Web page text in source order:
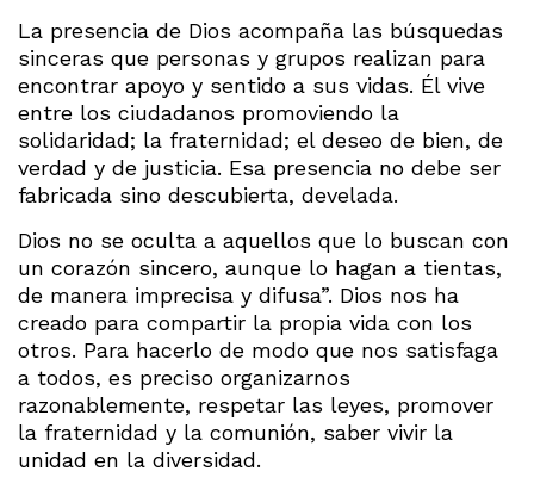
La presencia de Dios acompaña las búsquedas
sinceras que personas y grupos realizan para
encontrar apoyo y sentido a sus vidas. Él vive
entre los ciudadanos promoviendo la
solidaridad; la fraternidad; el deseo de bien, de
verdad y de justicia. Esa presencia no debe ser
fabricada sino descubierta, develada.
Dios no se oculta a aquellos que lo buscan con
un corazón sincero, aunque lo hagan a tientas,
de manera imprecisa y difusa”. Dios nos ha
creado para compartir la propia vida con los
otros. Para hacerlo de modo que nos satisfaga
a todos, es preciso organizarnos
razonablemente, respetar las leyes, promover
la fraternidad y la comunión, saber vivir la
unidad en la diversidad.